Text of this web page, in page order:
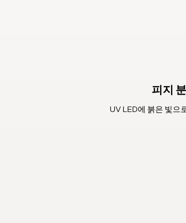
피지
UV LED에 붉은 빛으